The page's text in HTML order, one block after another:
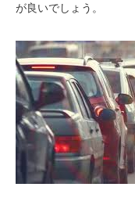
が良いでしょう。